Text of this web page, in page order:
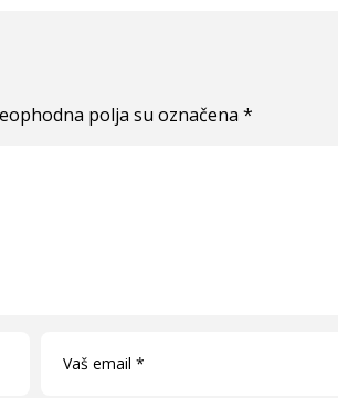
polja su označena *